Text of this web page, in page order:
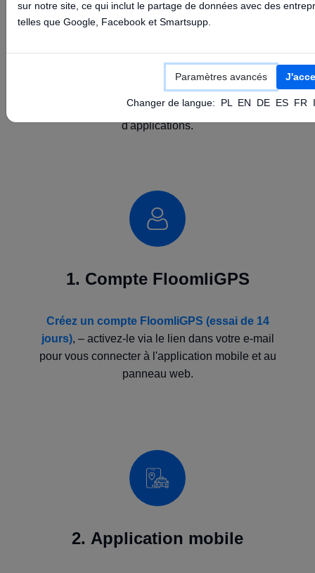
Un guide concis pour connecter les appareils
mobile FloomliGPS. Vous trouverez ci-dessous
une commande SMS prête à l'emploi, les
paramètres du serveur (3.72.160.21:10000) et
des liens directs vers les boutiques
d'applications.
1. Compte FloomliGPS
Créez un compte FloomliGPS (essai de 14
jours), – activez-le via le lien dans votre e-mail
pour vous connecter à l'application mobile et au
panneau web.
2. Application mobile
sur notre site, ce qui inclut le partage de données avec des
telles que Google, Facebook et Smartsupp.
Paramètres avancés
Changer de langue: PL EN DE ES FR